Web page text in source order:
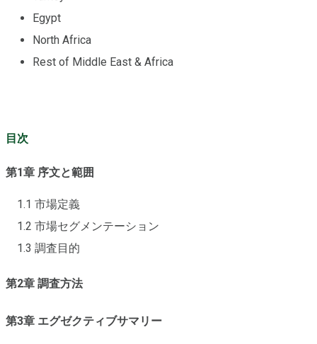
Egypt
North Africa
Rest of Middle East & Africa
目次
第1章 序文と範囲
1.1 市場定義
1.2 市場セグメンテーション
1.3 調査目的
第2章 調査方法
第3章 エグゼクティブサマリー